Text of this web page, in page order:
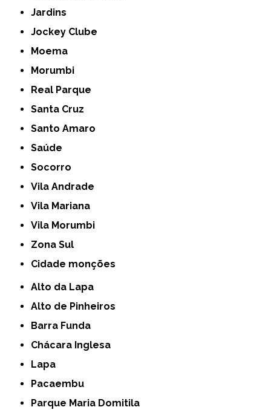
Jardins
Jockey Clube
Moema
Morumbi
Real Parque
Santa Cruz
Santo Amaro
Saúde
Socorro
Vila Andrade
Vila Mariana
Vila Morumbi
Zona Sul
cidade monções
Alto da Lapa
Alto de Pinheiros
Barra Funda
Chácara Inglesa
Lapa
Pacaembu
Parque Maria Domitila